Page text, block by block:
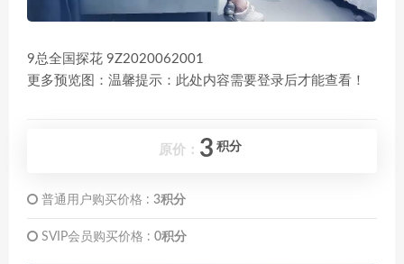
9总全国探花 9Z2020062001
更多预览图：温馨提示：此处内容需要登录后才能查看！
原价： 3 积分
普通用户购买价格 : 3积分
SVIP会员购买价格 : 0积分